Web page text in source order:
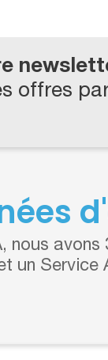
offres
nous
un Service